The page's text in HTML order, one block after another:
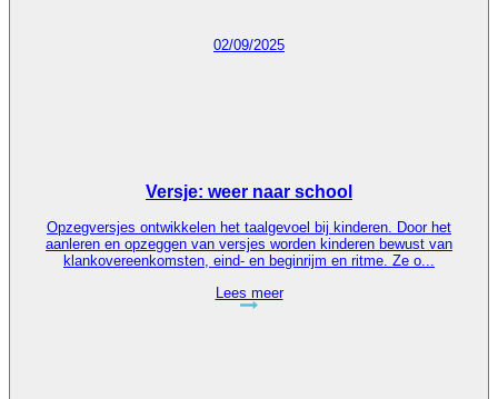
02/09/2025
Versje: weer naar school
Opzegversjes ontwikkelen het taalgevoel bij kinderen. Door het
aanleren en opzeggen van versjes worden kinderen bewust van
klankovereenkomsten, eind- en beginrijm en ritme. Ze o...
Lees meer